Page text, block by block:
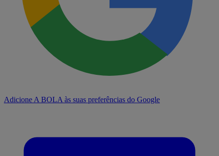
Adicione A BOLA às suas preferências do Google